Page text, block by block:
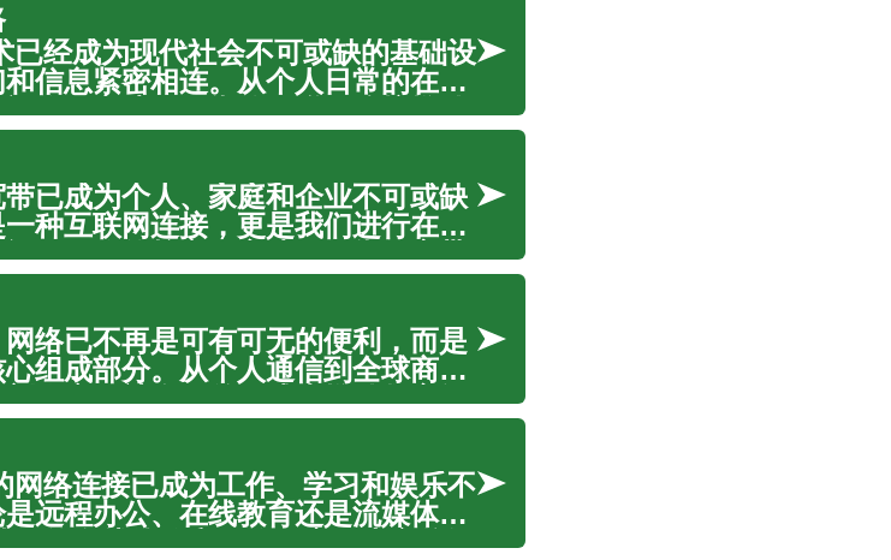
经成为现代社会不可或缺的基础设
信息紧密相连。从个人日常的在线
作，高速、可靠的互联网连接推动
带的运作方式及其对生活各个方面
已成为个人、家庭和企业不可或缺
种互联网连接，更是我们进行在线
程工作的核心。高速、可靠的宽带
浏览到高清视频流媒体、在线游戏
络已不再是可有可无的便利，而是
组成部分。从个人通信到全球商业
改变了社会面貌，成为推动数字经
接人与人之间的关键基础设施。理
网络连接已成为工作、学习和娱乐不
远程办公、在线教育还是流媒体娱
们的在线体验和工作效率。本文将深